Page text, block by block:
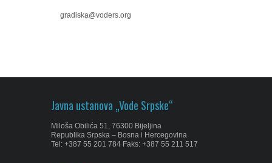
gradiska@voders.org
Javna ustanova „Vode Srpske“
Miloša Obilića 51, 76300 Bijeljina
Republika Srpska – Bosna i Hercegovina
Tel: +387 55 201 784 Faks: +387 55 211 517